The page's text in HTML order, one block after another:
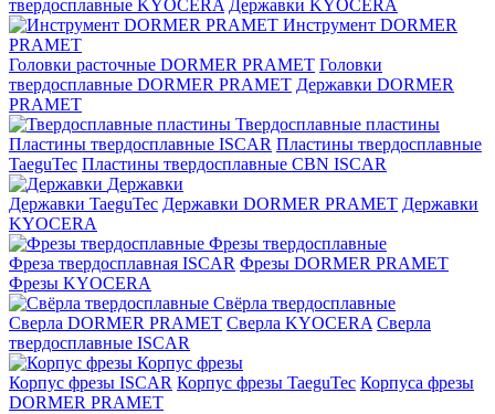
твердосплавные KYOCERA Державки KYOCERA
Инструмент DORMER
PRAMET
Головки расточные DORMER PRAMET Головки
твердосплавные DORMER PRAMET Державки DORMER
PRAMET
Твердосплавные пластины
Пластины твердосплавные ISCAR Пластины твердосплавные
TaeguTec Пластины твердосплавные CBN ISCAR
Державки
Державки TaeguTec Державки DORMER PRAMET Державки
KYOCERA
Фрезы твердосплавные
Фреза твердосплавная ISCAR Фрезы DORMER PRAMET
Фрезы KYOCERA
Свёрла твердосплавные
Сверла DORMER PRAMET Сверла KYOCERA Сверла
твердосплавные ISCAR
Корпус фрезы
Корпус фрезы ISCAR Корпус фрезы TaeguTec Корпуса фрезы
DORMER PRAMET